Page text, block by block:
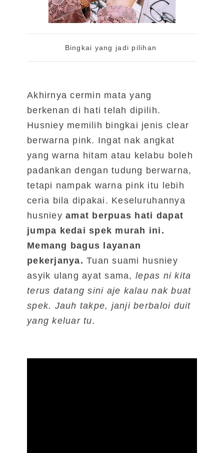
Bingkai yang jadi pilihan
Akhirnya cermin mata yang
berkenan di hati telah dipilih.
Husniey memilih bingkai jenis clear
berwarna pink. Ingat nak angkat
yang warna hitam atau kelabu boleh
padankan dengan tudung berwarna,
tetapi nampak warna pink itu lebih
ceria bila dipakai. Keseluruhannya
husniey amat berpuas hati dapat
jumpa kedai spek murah ini.
Memang bagus layanan
pekerjanya.Tuan suami husniey
asyik ulang ayat sama, lepas ni kita
terus datang sini aje kalau nak buat
spek. Jauh takpe, janji berbaloi duit
yang keluar tu.